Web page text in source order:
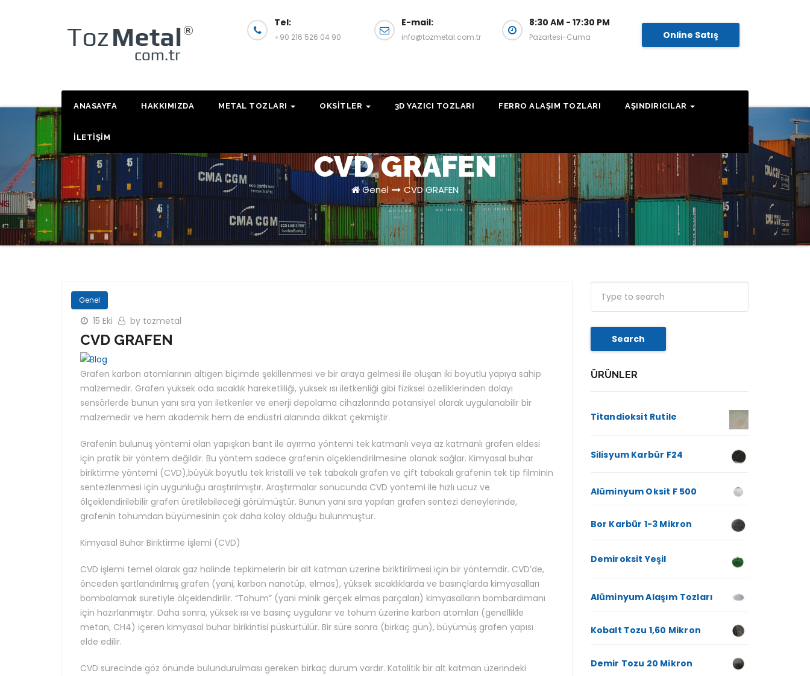
Tel:
+90 216 526 04 90
E-mail:
info@tozmetal.com.tr
8:30 AM - 17:30 PM
Pazartesi-Cuma Online Satış
ANASAYFA HAKKIMIZDA METAL TOZLARI OKSITLER 3D YAZICI TOZLARI FERRO ALAŞIM TOZLARI AŞINDIRICILAR
İLETİŞİM
CVD GRAFEN
Genel CVD GRAFEN
Genel
15 Eki by tozmetal
CVD GRAFEN
Grafen karbon atomlarının altıgen biçimde şekillenmesi ve bir araya gelmesi ile oluşan iki boyutlu yapıya sahip
malzemedir. Grafen yüksek oda sıcaklık hareketliliği, yüksek ısı iletkenliği gibi fiziksel özelliklerinden dolayı
sensörlerde bunun yanı sıra yarı iletkenler ve enerji depolama cihazlarında potansiyel olarak uygulanabilir bir
malzemedir ve hem akademik hem de endüstri alanında dikkat çekmiştir.
Grafenin bulunuş yöntemi olan yapışkan bant ile ayırma yöntemi tek katmanlı veya az katmanlı grafen eldesi
için pratik bir yöntem değildir. Bu yöntem sadece grafenin ölçeklendirilmesine olanak sağlar. Kimyasal buhar
biriktirme yöntemi (CVD),büyük boyutlu tek kristalli ve tek tabakalı grafen ve çift tabakalı grafenin tek tip filminin
sentezlenmesi için uygunluğu araştırılmıştır. Araştırmalar sonucunda CVD yöntemi ile hızlı ucuz ve
ölçeklendirilebilir grafen üretilebileceği görülmüştür. Bunun yanı sıra yapılan grafen sentezi deneylerinde,
grafenin tohumdan büyümesinin çok daha kolay olduğu bulunmuştur.
Kimyasal Buhar Biriktirme İşlemi (CVD)
CVD işlemi temel olarak gaz halinde tepkimelerin bir alt katman üzerine biriktirilmesi için bir yöntemdir. CVD’de,
önceden şartlandırılmış grafen (yani, karbon nanotüp, elmas), yüksek sıcaklıklarda ve basınçlarda kimyasalları
bombalamak suretiyle ölçeklendirilir. “Tohum” (yani minik gerçek elmas parçaları) kimyasalların bombardımanı
için hazırlanmıştır. Daha sonra, yüksek ısı ve basınç uygulanır ve tohum üzerine karbon atomları (genellikle
metan, CH4) içeren kimyasal buhar birikintisi püskürtülür. Bir süre sonra (birkaç gün), büyümüş grafen yapısı
elde edilir.
CVD sürecinde göz önünde bulundurulması gereken birkaç durum vardır. Katalitik bir alt katman üzerindeki
Search
ÜRÜNLER
Titandioksit Rutile
Silisyum Karbür F24
Alüminyum Oksit F 500
Bor Karbür 1-3 Mikron
Demiroksit Yeşil
Alüminyum Alaşım Tozları
Kobalt Tozu 1,60 Mikron
Demir Tozu 20 Mikron